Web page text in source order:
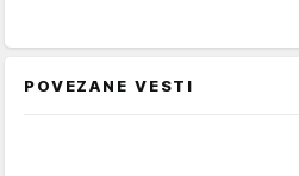
POVEZANE VESTI